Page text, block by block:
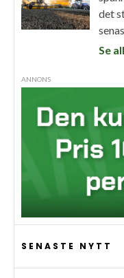
det
Se
ANNONS
SENASTE NYTT